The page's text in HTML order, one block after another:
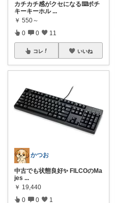
カチカチ感がクセになる⌨️ポチ
キーキーホル ...
￥ 550～
0 0 11
コレ いいね
かつお
中古でも状態良好✨ FILCOのMa
jes ...
￥ 19,440
0 0 1